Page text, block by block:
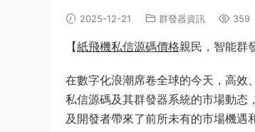
2025-12-21 群發器資訊 359
【紙飛機私信源碼價格親民，智能群
在數字化浪潮席卷全球的今天，高效
私信源碼及其群發器系統的市場動态
及開發者帶來了前所未有的市場機遇